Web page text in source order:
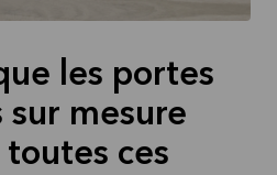
les portes
sur mesure
ces